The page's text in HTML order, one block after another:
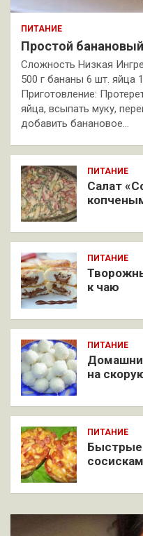
ПИТАНИЕ
Простой
Сложность Низкая
500 г бананы 6 шт. яйца
Приготовление:
яйца, всыпать муку,
добавить банановое…
ПИТАНИЕ
Салат
ПИТАНИЕ
к чаю
ПИТАНИЕ
на
ПИТАНИЕ
Быстрые